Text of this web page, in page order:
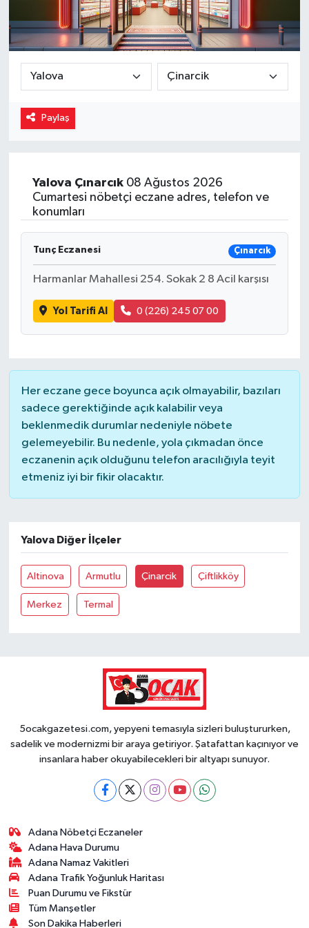
Paylaş
Yalova Çınarcık08 Ağustos 2026
Cumartesi nöbetçi eczane adres, telefon ve
konumları
Tunç Eczanesi Çınarcık
Harmanlar Mahallesi 254. Sokak 2 8 Acil karşısı
Yol Tarifi Al 0 (226) 245 07 00
Her eczane gece boyunca açık olmayabilir, bazıları
sadece gerektiğinde açık kalabilir veya
beklenmedik durumlar nedeniyle nöbete
gelemeyebilir. Bu nedenle, yola çıkmadan önce
eczanenin açık olduğunu telefon aracılığıyla teyit
etmeniz iyi bir fikir olacaktır.
Yalova Diğer İlçeler
Altinova Armutlu Çinarcik Çiftlikköy
Merkez Termal
5ocakgazetesi.com, yepyeni temasıyla sizleri buluştururken,
sadelik ve modernizmi bir araya getiriyor. Şatafattan kaçınıyor ve
insanlara haber okuyabilecekleri bir altyapı sunuyor.
Adana Nöbetçi Eczaneler
Adana Hava Durumu
Adana Namaz Vakitleri
Adana Trafik Yoğunluk Haritası
Puan Durumu ve Fikstür
Tüm Manşetler
Son Dakika Haberleri
Magazin
Sağlık
Spor
Yaşam
Yurttan